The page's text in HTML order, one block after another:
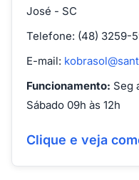
José - SC
Telefone: (48) 3259-
E-mail:
Funcionamento: Seg
Sábado 09h às 12h
Clique e veja